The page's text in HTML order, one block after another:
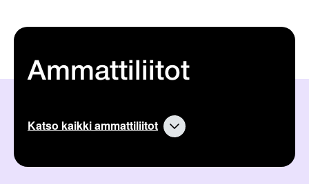
Ammattiliitot
Katso kaikki ammattiliitot